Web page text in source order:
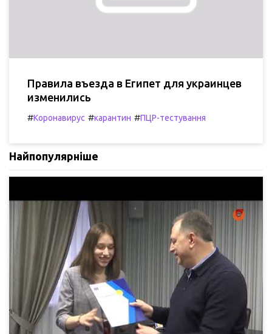
Правила въезда в Египет для украинцев
изменились
#Коронавирус #карантин #ПЦР-тестування
Найпопулярніше